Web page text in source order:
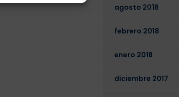
agosto 2018
febrero 2018
enero 2018
diciembre 2017